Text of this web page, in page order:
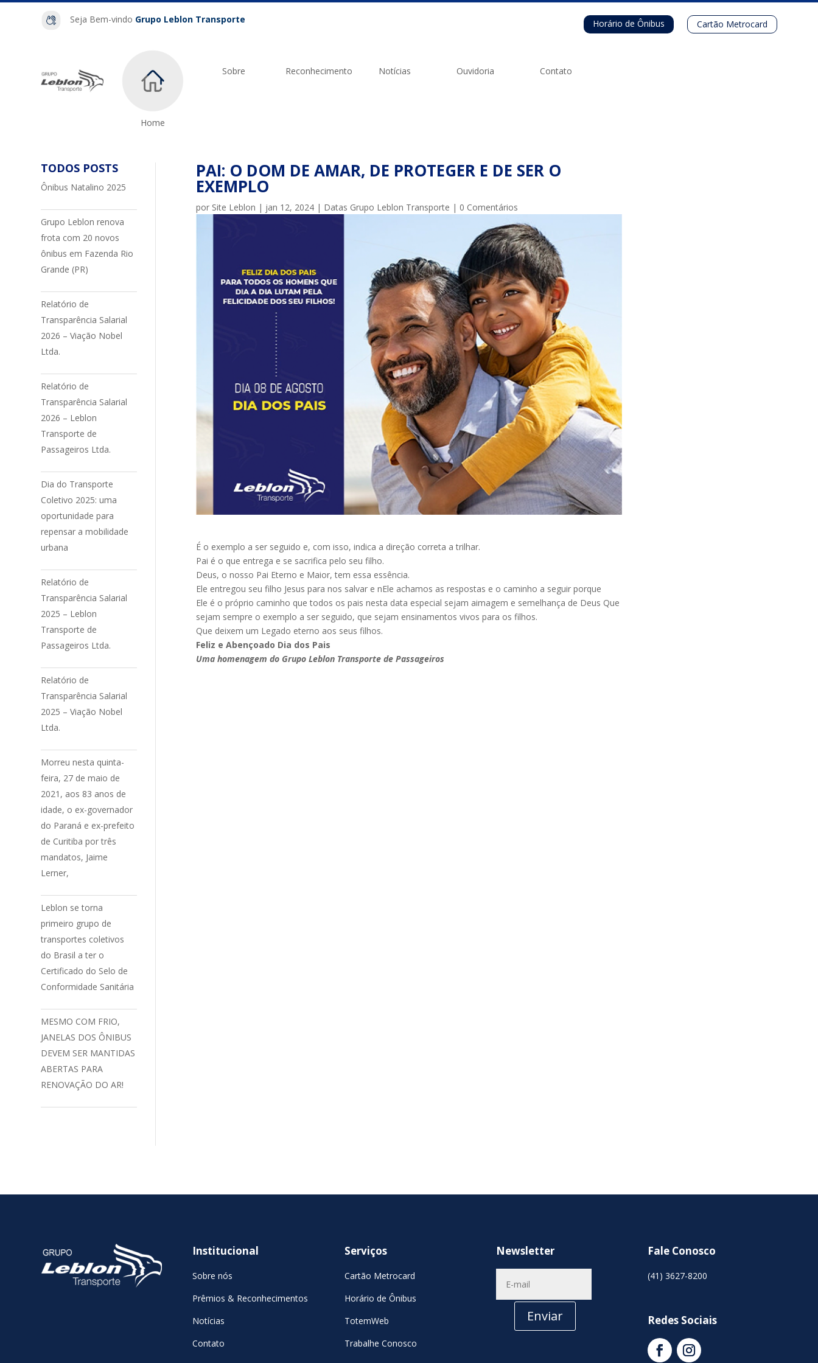
Seja Bem-vindo Grupo Leblon Transporte Horário de Ônibus Cartão Metrocard
Home
Sobre Reconhecimento Notícias Ouvidoria Contato
TODOS POSTS
Ônibus Natalino 2025
Grupo Leblon renova
frota com 20 novos
ônibus em Fazenda Rio
Grande (PR)
Relatório de
Transparência Salarial
2026 – Viação Nobel
Ltda.
Relatório de
Transparência Salarial
2026 – Leblon
Transporte de
Passageiros Ltda.
Dia do Transporte
Coletivo 2025: uma
oportunidade para
repensar a mobilidade
urbana
Relatório de
Transparência Salarial
2025 – Leblon
Transporte de
Passageiros Ltda.
Relatório de
Transparência Salarial
2025 – Viação Nobel
Ltda.
Morreu nesta quinta-
feira, 27 de maio de
2021, aos 83 anos de
idade, o ex-governador
do Paraná e ex-prefeito
de Curitiba por três
mandatos, Jaime
Lerner,
Leblon se torna
primeiro grupo de
transportes coletivos
do Brasil a ter o
Certificado do Selo de
Conformidade Sanitária
MESMO COM FRIO,
JANELAS DOS ÔNIBUS
DEVEM SER MANTIDAS
ABERTAS PARA
RENOVAÇÃO DO AR!
PAI: O DOM DE AMAR, DE PROTEGER E DE SER O
EXEMPLO
por Site Leblon | jan 12, 2024 | Datas Grupo Leblon Transporte | 0 Comentários
É o exemplo a ser seguido e, com isso, indica a direção correta a trilhar.
Pai é o que entrega e se sacrifica pelo seu filho.
Deus, o nosso Pai Eterno e Maior, tem essa essência.
Ele entregou seu filho Jesus para nos salvar e nEle achamos as respostas e o caminho a seguir porque
Ele é o próprio caminho que todos os pais nesta data especial sejam aimagem e semelhança de Deus Que
sejam sempre o exemplo a ser seguido, que sejam ensinamentos vivos para os filhos.
Que deixem um Legado eterno aos seus filhos.
Feliz e Abençoado Dia dos Pais
Uma homenagem do Grupo Leblon Transporte de Passageiros
Institucional
Sobre nós
Prêmios & Reconhecimentos
Notícias
Contato
Serviços
Cartão Metrocard
Horário de Ônibus
TotemWeb
Trabalhe Conosco
Newsletter
Enviar
Fale Conosco
(41) 3627-8200
Redes Sociais